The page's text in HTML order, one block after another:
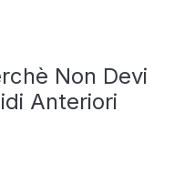
Non Devi
Anteriori